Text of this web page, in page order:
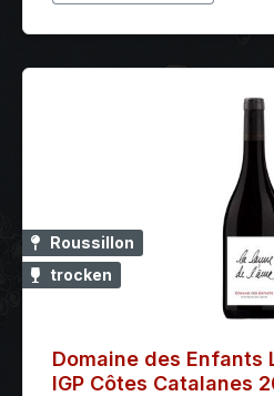
Roussillon
trocken
Domaine des Enfants
IGP Côtes Catalanes